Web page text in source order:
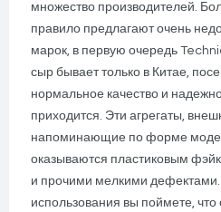
множество производителей.
правило предлагают очень
марок, в первую очередь
сыр бывает только в Китае,
нормальное качество и
приходится. Эти агрегаты,
напоминающие по форме
оказываются пластиковым
и прочими мелкими дефектами.
использования вы поймете,